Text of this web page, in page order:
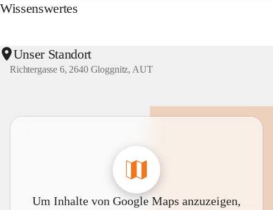
Wissenswertes
Unser Standort
Richtergasse 6, 2640 Gloggnitz, AUT
Um Inhalte von Google Maps anzuzeigen,